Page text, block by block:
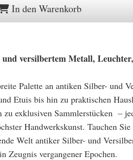
In den Warenkorb
und versilbertem Metall,
Palette an antiken Silber- und
Etuis bis hin zu praktischen
exklusiven Sammlerstücken –
Handwerkskunst. Tauchen
Welt antiker Silber- und
Zeugnis vergangener Epochen.